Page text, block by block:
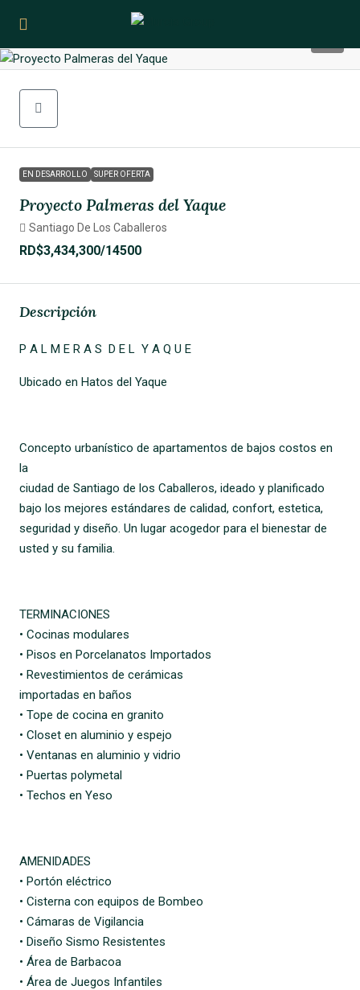
EN DESARROLLO SUPER OFERTA
Proyecto Palmeras del Yaque
Santiago De Los Caballeros
RD$3,434,300/14500
Descripción
P A L M E R A S D E L Y A Q U E
Ubicado en Hatos del Yaque
Concepto urbanístico de apartamentos de bajos costos en
la
ciudad de Santiago de los Caballeros, ideado y planificado
bajo los mejores estándares de calidad, confort, estetica,
seguridad y diseño. Un lugar acogedor para el bienestar de
usted y su familia.
TERMINACIONES
• Cocinas modulares
• Pisos en Porcelanatos Importados
• Revestimientos de cerámicas
importadas en baños
• Tope de cocina en granito
• Closet en aluminio y espejo
• Ventanas en aluminio y vidrio
• Puertas polymetal
• Techos en Yeso
AMENIDADES
• Portón eléctrico
• Cisterna con equipos de Bombeo
• Cámaras de Vigilancia
• Diseño Sismo Resistentes
• Área de Barbacoa
• Área de Juegos Infantiles